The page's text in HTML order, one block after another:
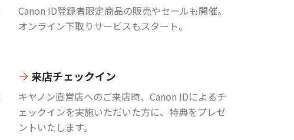
Canon ID登録者限定商品の販売やセールも開催。
オンライン下取りサービスもスタート。
来店チェックイン
キヤノン直営店へのご来店時、Canon IDによるチ
ェックインを実施いただいた方に、特典をプレゼ
ントいたします。